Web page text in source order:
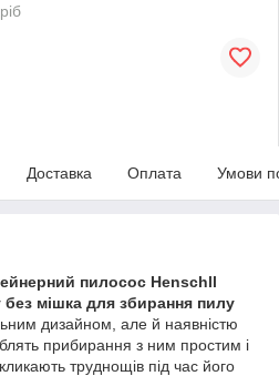
Доставка Оплата Умови
пилосос Henschll
без мішка для збирання пилу
дизайном, але й наявністю
прибирання з ним простим і
труднощів під час його